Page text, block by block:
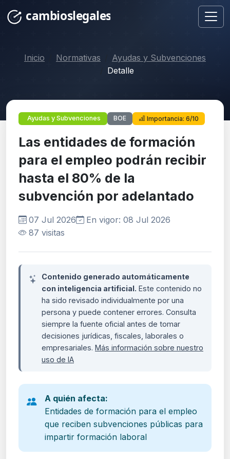
Inicio Normativas
Ayudas y Subvenciones
Detalle
Ayudas y Subvenciones BOE Importancia: 6/10
Las entidades de formación
para el empleo podrán recibir
hasta el 80% de la
subvención por adelantado
07 Jul 2026
En vigor: 08 Jul 2026
87 visitas
Contenido generado automáticamente
con inteligencia artificial. Este contenido no
ha sido revisado individualmente por una
persona y puede contener errores. Consulta
siempre la fuente oficial antes de tomar
decisiones jurídicas, fiscales, laborales o
empresariales. Más información sobre nuestro
uso de IA
A quién afecta:
Entidades de formación para el empleo
que reciben subvenciones públicas para
impartir formación laboral